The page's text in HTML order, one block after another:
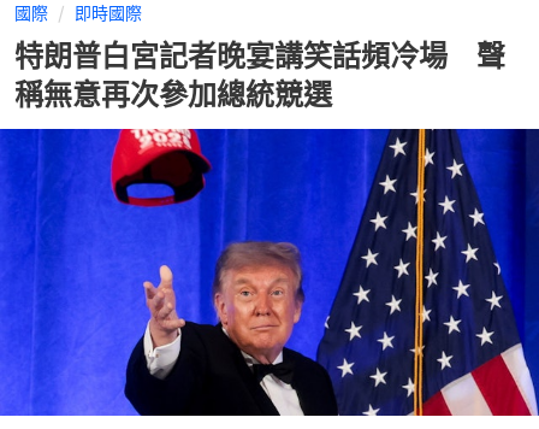
國際 即時國際
特朗普白宮記者晚宴講笑話頻冷場 聲
稱無意再次參加總統競選